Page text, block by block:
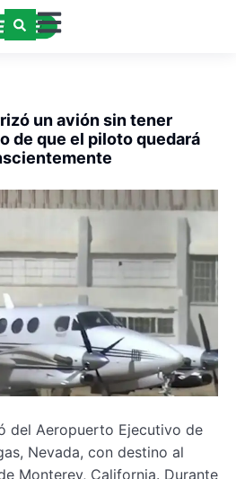
un avión sin tener
de que el piloto quedará
del Aeropuerto Ejecutivo de
Nevada, con destino al
Monterey, California. Durante